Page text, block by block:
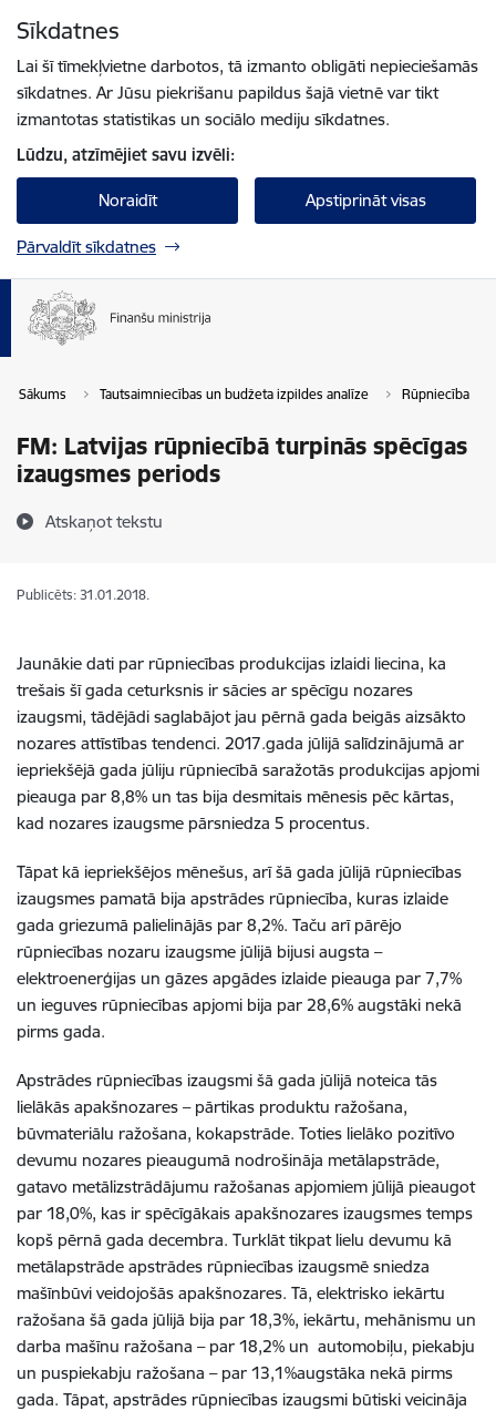
Sīkdatnes
Lai šī tīmekļvietne darbotos, tā izmanto obligāti nepieciešamās
sīkdatnes. Ar Jūsu piekrišanu papildus šajā vietnē var tikt
izmantotas statistikas un sociālo mediju sīkdatnes.
Lūdzu, atzīmējiet savu izvēli:
Noraidīt Apstiprināt visas
Pārvaldīt sīkdatnes
Sākums Tautsaimniecības un budžeta izpildes analīze Rūpniecība
FM: Latvijas rūpniecībā turpinās spēcīgas
izaugsmes periods
Atskaņot tekstu
Publicēts: 31.01.2018.
Jaunākie dati par rūpniecības produkcijas izlaidi liecina, ka
trešais šī gada ceturksnis ir sācies ar spēcīgu nozares
izaugsmi, tādējādi saglabājot jau pērnā gada beigās aizsākto
nozares attīstības tendenci. 2017.gada jūlijā salīdzinājumā ar
iepriekšējā gada jūliju rūpniecībā saražotās produkcijas apjomi
pieauga par 8,8% un tas bija desmitais mēnesis pēc kārtas,
kad nozares izaugsme pārsniedza 5 procentus.
Tāpat kā iepriekšējos mēnešus, arī šā gada jūlijā rūpniecības
izaugsmes pamatā bija apstrādes rūpniecība, kuras izlaide
gada griezumā palielinājās par 8,2%. Taču arī pārējo
rūpniecības nozaru izaugsme jūlijā bijusi augsta –
elektroenerģijas un gāzes apgādes izlaide pieauga par 7,7%
un ieguves rūpniecības apjomi bija par 28,6% augstāki nekā
pirms gada.
Apstrādes rūpniecības izaugsmi šā gada jūlijā noteica tās
lielākās apakšnozares – pārtikas produktu ražošana,
būvmateriālu ražošana, kokapstrāde. Toties lielāko pozitīvo
devumu nozares pieaugumā nodrošināja metālapstrāde,
gatavo metālizstrādājumu ražošanas apjomiem jūlijā pieaugot
par 18,0%, kas ir spēcīgākais apakšnozares izaugsmes temps
kopš pērnā gada decembra. Turklāt tikpat lielu devumu kā
metālapstrāde apstrādes rūpniecības izaugsmē sniedza
mašīnbūvi veidojošās apakšnozares. Tā, elektrisko iekārtu
ražošana šā gada jūlijā bija par 18,3%, iekārtu, mehānismu un
darba mašīnu ražošana – par 18,2% un automobiļu, piekabju
un puspiekabju ražošana – par 13,1%augstāka nekā pirms
gada. Tāpat, apstrādes rūpniecības izaugsmi būtiski veicināja